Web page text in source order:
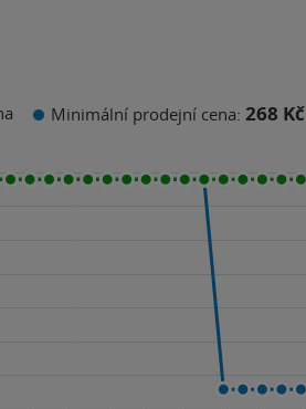
Minimální prodejní cena: 268 Kč